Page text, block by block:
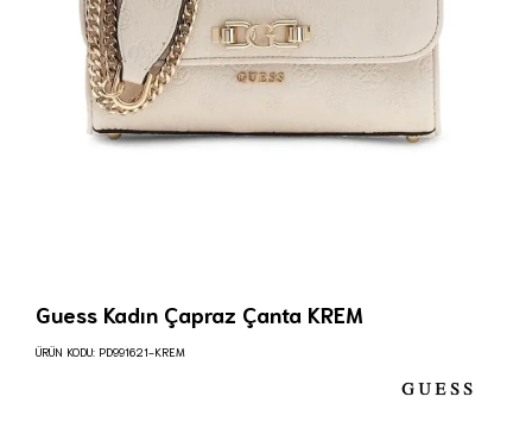
Guess Kadın Çapraz Çanta KREM
ÜRÜN KODU: PD991621-KREM